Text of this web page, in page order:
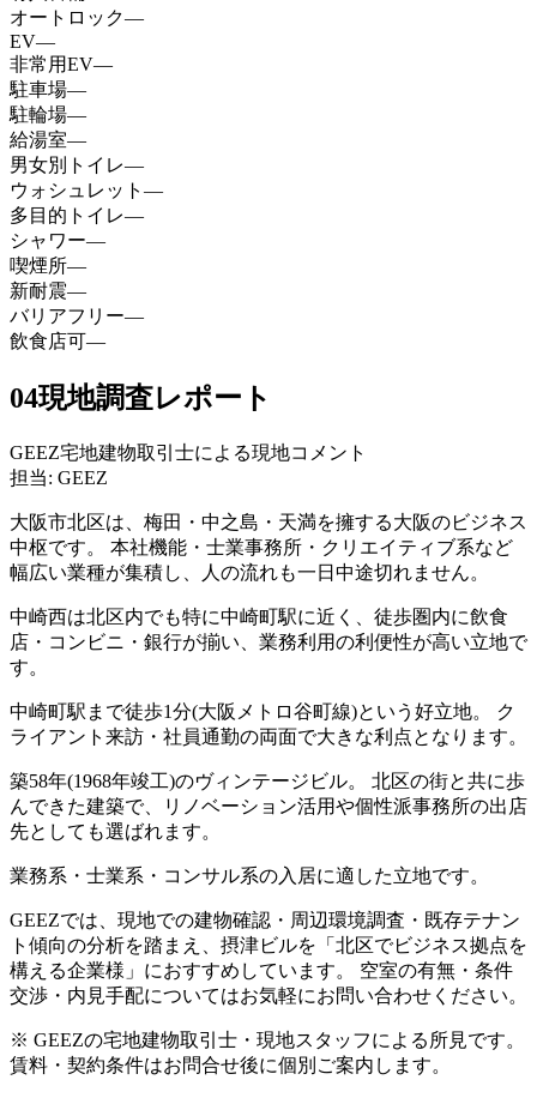
オートロック—
EV—
非常用EV—
駐車場—
駐輪場—
給湯室—
男女別トイレ—
ウォシュレット —
多目的トイレ—
シャワー—
喫煙所—
新耐震—
バリアフリー—
飲食店可—
04現地調査レポート
GEEZ宅地建物取引士による現地コメント
担当: GEEZ
大阪市北区は、梅田・中之島・天満を擁する大阪のビジネス
中枢です。 本社機能・士業事務所・クリエイティブ系など
幅広い業種が集積し、人の流れも一日中途切れません。
中崎西は北区内でも特に中崎町駅に近く、徒歩圏内に飲食
店・コンビニ・銀行が揃い、業務利用の利便性が高い立地で
す。
中崎町駅まで徒歩1分(大阪メトロ谷町線)という好立地。 ク
ライアント来訪・社員通勤の両面で大きな利点となります。
築58年(1968年竣工)のヴィンテージビル。 北区の街と共に歩
んできた建築で、リノベーション活用や個性派事務所の出店
先としても選ばれます。
業務系・士業系・コンサル系の入居に適した立地です。
GEEZでは、現地での建物確認・周辺環境調査・既存テナン
ト傾向の分析を踏まえ、摂津ビルを「北区でビジネス拠点を
構える企業様」におすすめしています。 空室の有無・条件
交渉・内見手配についてはお気軽にお問い合わせください。
※ GEEZの宅地建物取引士・現地スタッフによる所見です。
賃料・契約条件はお問合せ後に個別ご案内します。